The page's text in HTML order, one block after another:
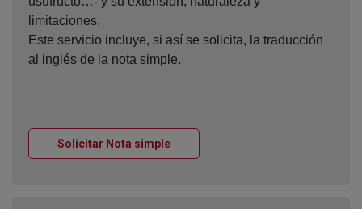
limitaciones.
Este servicio incluye, si así se solicita, la traducción
al inglés de la nota simple.
Solicitar Nota simpleVentana nueva